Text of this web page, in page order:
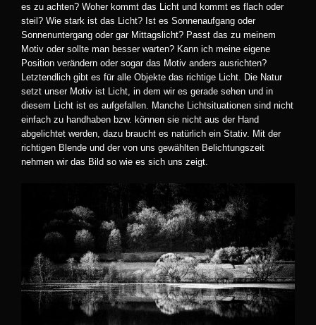
es zu achten? Woher kommt das Licht und kommt es flach oder
steil? Wie stark ist das Licht? Ist es Sonnenaufgang oder
Sonnenuntergang oder gar Mittagslicht? Passt das zu meinem
Motiv oder sollte man besser warten? Kann ich meine eigene
Position verändern oder sogar das Motiv anders ausrichten?
Letztendlich gibt es für alle Objekte das richtige Licht. Die Natur
setzt unser Motiv ist Licht, in dem wir es gerade sehen und in
diesem Licht ist es aufgefallen. Manche Lichtsituationen sind nicht
einfach zu handhaben bzw. können sie nicht aus der Hand
abgelichtet werden, dazu braucht es natürlich ein Stativ. Mit der
richtigen Blende und der von uns gewählten Belichtungszeit
nehmen wir das Bild so wie es sich uns zeigt.